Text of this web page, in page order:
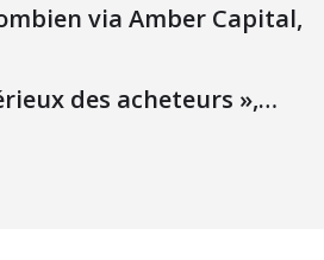
via Amber Capital,
des acheteurs »,…